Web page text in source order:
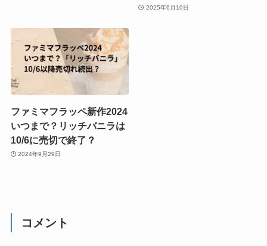
2025年6月10日
ファミマフラッペ新作2024
いつまで？リッチバニラは
10/6に売切で終了？
2024年9月29日
コメント